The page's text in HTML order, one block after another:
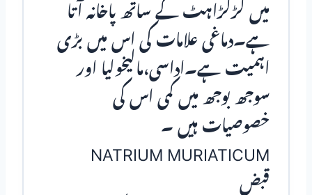
میں گڑگڑاہٹ کے ساتھ پاخانہ آتا
ہے۔دماغی علامات کی اس میں بڑی
اہمیت ہے۔اداسی،مالیخولیا اور
سوجھ بوجھ میں کمی اس کی
خصوصیات ہیں ۔
NATRIUM MURIATICUM
قبض